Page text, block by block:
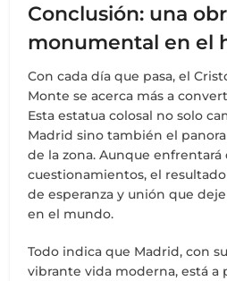
Conclusión: una
monumental en el
Con cada día que pasa, el
Monte se acerca más a
Esta estatua colosal no solo
Madrid sino también el
de la zona. Aunque enfrentará
cuestionamientos, el
de esperanza y unión que
en el mundo.
Todo indica que Madrid, con
vibrante vida moderna, está a